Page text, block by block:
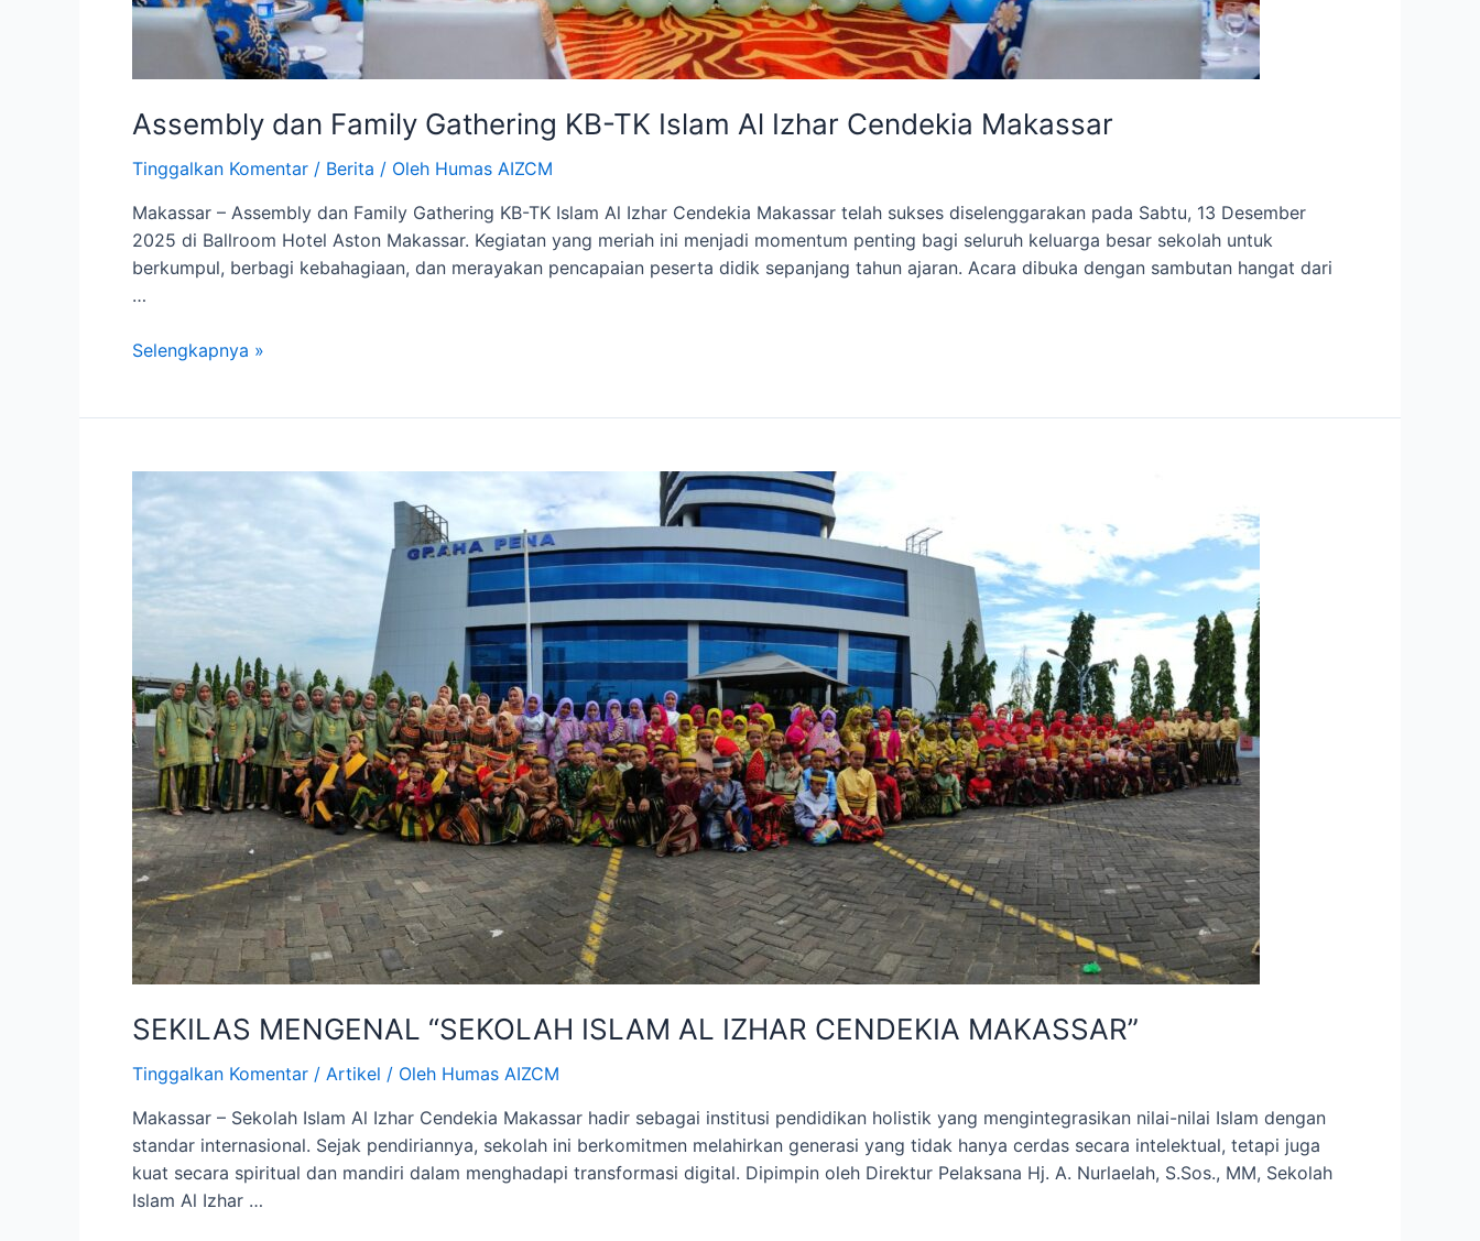
Assembly dan Family Gathering KB-TK Islam Al Izhar Cendekia Makassar
Tinggalkan Komentar / Berita / Oleh Humas AIZCM
Makassar – Assembly dan Family Gathering KB-TK Islam Al Izhar Cendekia Makassar telah sukses diselenggarakan pada Sabtu, 13 Desember
2025 di Ballroom Hotel Aston Makassar. Kegiatan yang meriah ini menjadi momentum penting bagi seluruh keluarga besar sekolah untuk
berkumpul, berbagi kebahagiaan, dan merayakan pencapaian peserta didik sepanjang tahun ajaran. Acara dibuka dengan sambutan hangat dari
…
Assembly
Islam
Izhar
Cendekia
Selengkapnya »
SEKILAS MENGENAL “SEKOLAH ISLAM AL IZHAR CENDEKIA MAKASSAR”
Tinggalkan Komentar / Artikel / Oleh Humas AIZCM
Makassar – Sekolah Islam Al Izhar Cendekia Makassar hadir sebagai institusi pendidikan holistik yang mengintegrasikan nilai-nilai Islam dengan
standar internasional. Sejak pendiriannya, sekolah ini berkomitmen melahirkan generasi yang tidak hanya cerdas secara intelektual, tetapi juga
kuat secara spiritual dan mandiri dalam menghadapi transformasi digital. Dipimpin oleh Direktur Pelaksana Hj. A. Nurlaelah, S.Sos., MM, Sekolah
Islam Al Izhar …